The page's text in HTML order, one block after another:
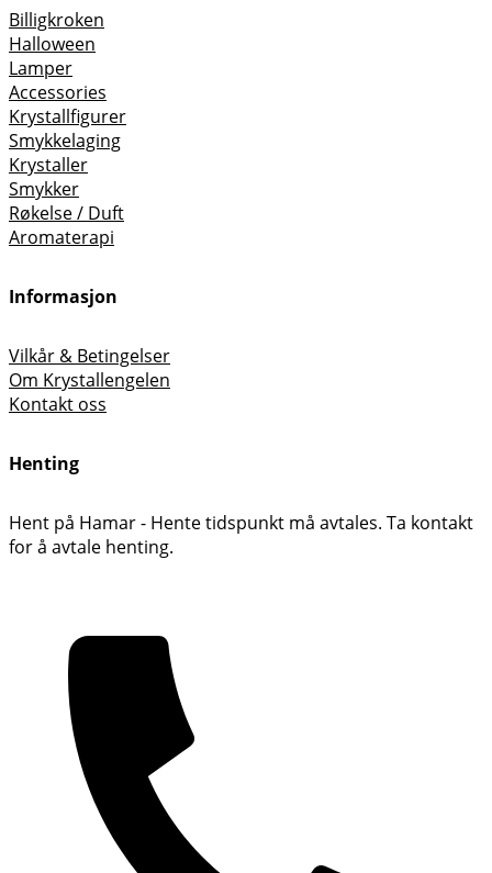
Billigkroken
Halloween
Lamper
Accessories
Krystallfigurer
Smykkelaging
Krystaller
Smykker
Røkelse / Duft
Aromaterapi
Informasjon
Vilkår & Betingelser
Om Krystallengelen
Kontakt oss
Henting
Hent på Hamar - Hente tidspunkt må avtales. Ta kontakt
for å avtale henting.